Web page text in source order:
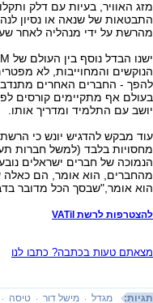
מזג האוויר, בעיות עם דלק
התבטאות של שנאה או נסיון
מהרשת על ידי מנהליה לאחר
ישנו הבדל נוסף בין העולם של VATSIM לבין העולם האמיתי.
הנוקשים והמחוייבות, לא
להפך - החברים האחרים
בעולם אף מתקיימים קורסים
יושב עם התלמיד ומדריך אותו.
עוד מבקש להדגיש יונש כי
מחסויות בלבד (למשל חברות
הנמוכה של חברים ישראלים
מהחברים, הוא אומר, הם כאלה
הוא אומר,"שבסך הכל מדובר
להצטרפות לרשת VATil
מצאתם טעות בכתבה? כתבו לנו
תגיות: מגדל מישל דור טיסה